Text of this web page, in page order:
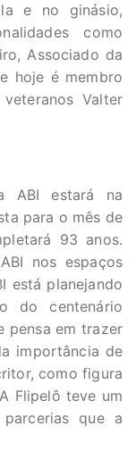
e no ginásio,
como
Associado da
hoje é membro
Valter
ABI estará na
para o mês de
93 anos.
nos espaços
está planejando
do centenário
pensa em trazer
importância de
como figura
Flipelô teve um
que a